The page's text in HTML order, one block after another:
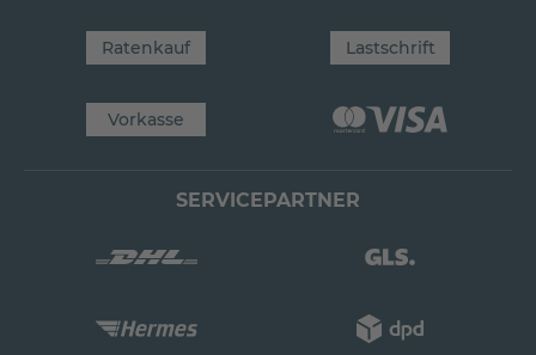
Ratenkauf Lastschrift
Vorkasse
SERVICEPARTNER